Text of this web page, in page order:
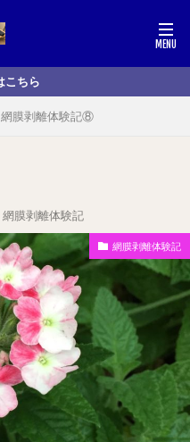
網膜剥離体験記⑧
網膜剥離体験記
網膜剥離体験記